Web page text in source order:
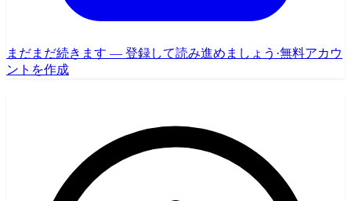
まだまだ続きます — 登録して読み進めましょう ·無料アカウ
ントを作成